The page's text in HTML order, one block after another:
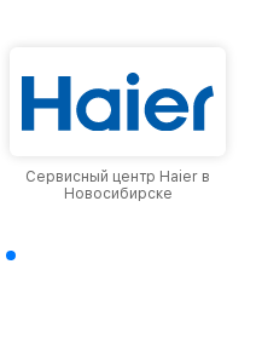
Сервисный центр Haier в
Новосибирске